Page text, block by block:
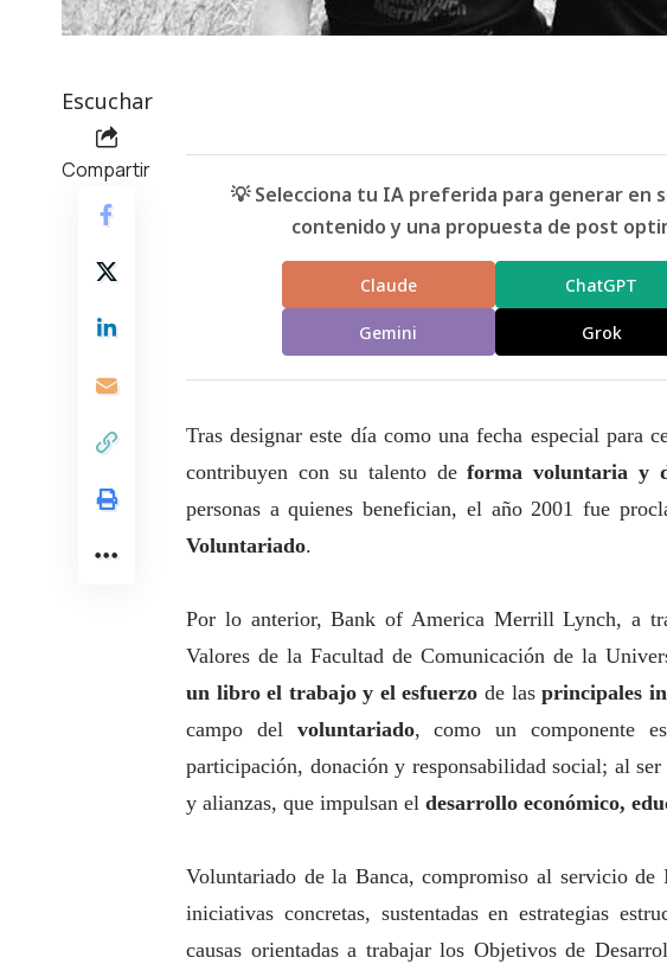
Escuchar
Compartir
💡 Selecciona tu IA preferida para generar en
contenido y una propuesta de post
Claude ChatGPT
Gemini Grok
Tras designar este día como una fecha especial para
contribuyen con su talento deforma voluntaria y
personas a quienes benefician, el año 2001 fue
Voluntariado.
Por lo anterior, Bank of America Merrill Lynch, a
Valores de la Facultad de Comunicación de la
un libro el trabajo y el esfuerzode lasprincipales
campo del voluntariado, como un componente
participación, donación y responsabilidadsocial; al ser
y alianzas, que impulsan el desarrollo económico,
Voluntariado de la Banca, compromiso al servicio
iniciativas concretas, sustentadas en estrategias
causas orientadas a trabajar los Objetivos de